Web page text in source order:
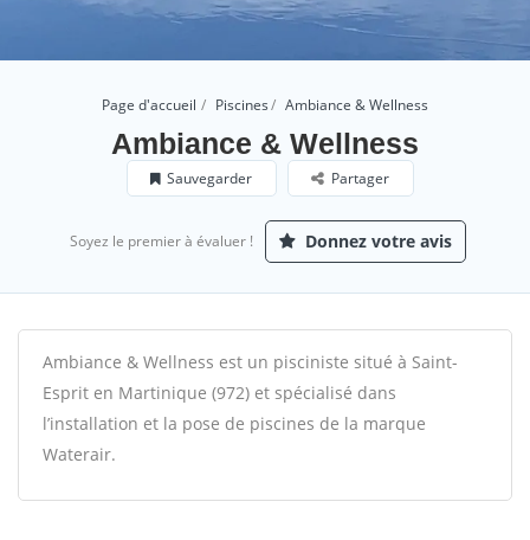
Page d'accueil Piscines Ambiance & Wellness
Ambiance & Wellness
Sauvegarder Partager
Soyez le premier à évaluer ! Donnez votre avis
Ambiance & Wellness est un pisciniste situé à Saint-
Esprit en Martinique (972) et spécialisé dans
l’installation et la pose de piscines de la marque
Waterair.